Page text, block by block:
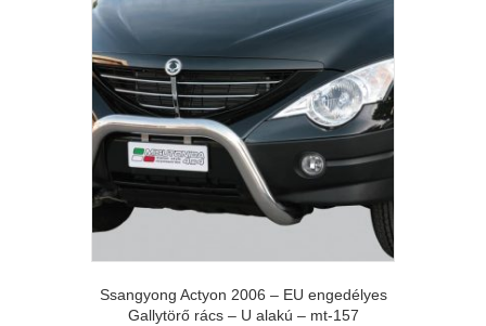
Ssangyong Actyon 2006 – EU engedélyes
Gallytörő rács – U alakú – mt-157